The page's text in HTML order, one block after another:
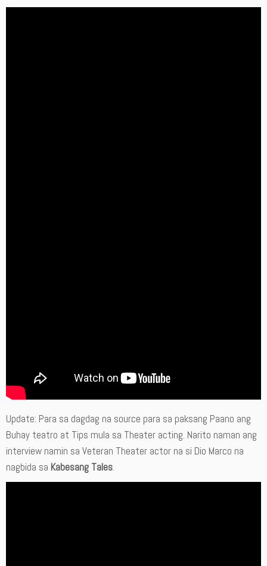
Update: Para sa dagdag na source para sa paksang Paano ang
Buhay teatro at Tips mula sa Theater acting. Narito naman ang
interview namin sa Veteran Theater actor na si Dio Marco na
nagbida sa Kabesang Tales.